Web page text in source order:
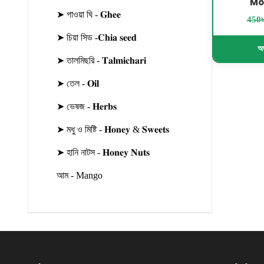
450
➤ গাওয়া ঘি - 𝐆𝐡𝐞𝐞
➤ চিয়া সিড -𝐂𝐡𝐢𝐚 𝐬𝐞𝐞𝐝
➤ তালমিছরি - 𝐓𝐚𝐥𝐦𝐢𝐜𝐡𝐚𝐫𝐢
➤ তেল - 𝐎𝐢𝐥
➤ ভেষজ - 𝐇𝐞𝐫𝐛𝐬
➤ মধু ও মিষ্টি - 𝐇𝐨𝐧𝐞𝐲 & 𝐒𝐰𝐞𝐞𝐭𝐬
➤ হানি নাটস - 𝐇𝐨𝐧𝐞𝐲 𝐍𝐮𝐭𝐬
আম - Mango